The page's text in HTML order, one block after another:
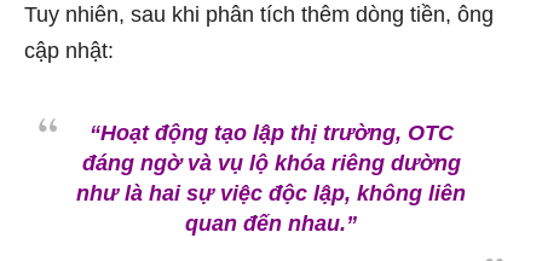
Tuy nhiên, sau khi phân tích thêm dòng tiền, ông
cập nhật:
“Hoạt động tạo lập thị trường, OTC
đáng ngờ và vụ lộ khóa riêng dường
như là hai sự việc độc lập, không liên
quan đến nhau.”